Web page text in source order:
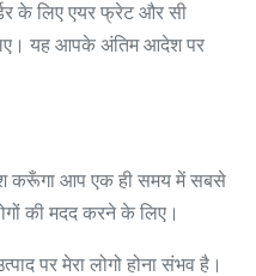
के लिए एयर फ्रेट और सी
यह आपके अंतिम आदेश पर
करूँगा आप एक ही समय में सबसे
की मदद करने के लिए।
पर मेरा लोगो होना संभव है।